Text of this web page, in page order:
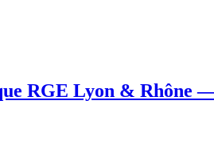
RGE Lyon & Rhône